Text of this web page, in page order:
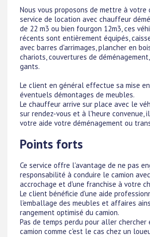
Nous vous proposons de mettre à votre
service de location avec chauffeur
de 22 m3 ou bien fourgon 12m3, ces
récents sont entièrement équipés,
avec barres d'arrimages, plancher en
chariots, couvertures de
gants.
Le client en général effectue sa mise
éventuels démontages de meubles.
Le chauffeur arrive sur place avec le
sur rendez-vous et à l'heure convenue,
votre aide votre déménagement ou
Points forts
Ce service offre l'avantage de ne pas
responsabilité à conduire le camion
accrochage et d'une franchise à votre
Le client bénéficie d'une aide
l'emballage des meubles et affaires
rangement optimisé du camion.
Pas de temps perdu pour aller
camion comme c'est le cas chez un